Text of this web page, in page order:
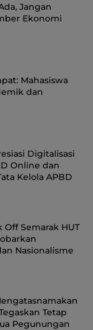
Jangan
Ekonomi
Mahasiswa
dan
Digitalisasi
Online dan
Kelola APBD
Off Semarak HUT
Nasionalisme
Tetap
Pegunungan